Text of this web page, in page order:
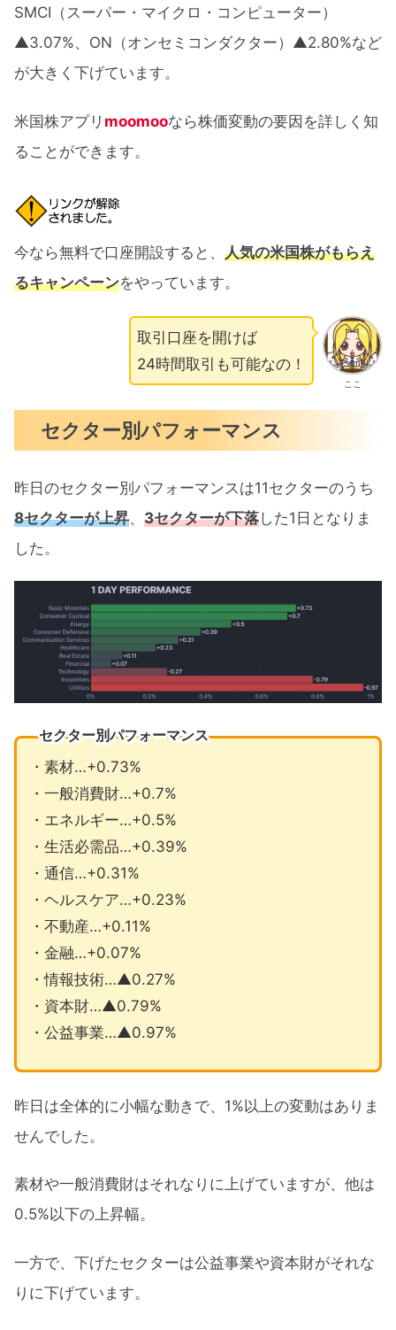
SMCI（スーパー・マイクロ・コンピューター）
▲3.07%、ON（オンセミコンダクター）▲2.80%など
が大きく下げています。
米国株アプリ moomooなら株価変動の要因を詳しく知
ることができます。
今なら無料で口座開設すると、 人気の米国株がもらえ
るキャンペーンをやっています。
ここ
取引口座を開けば
24時間取引も可能なの！
セクター別パフォーマンス
昨日のセクター別パフォーマンスは11セクターのうち
8セクターが上昇、 3セクターが下落した1日となりま
した。
セクター別パフォーマンス
・素材…+0.73%
・一般消費財…+0.7%
・エネルギー…+0.5%
・生活必需品…+0.39%
・通信…+0.31%
・ヘルスケア…+0.23%
・不動産…+0.11%
・金融…+0.07%
・情報技術…▲0.27%
・資本財…▲0.79%
・公益事業…▲0.97%
昨日は全体的に小幅な動きで、1%以上の変動はありま
せんでした。
素材や一般消費財はそれなりに上げていますが、他は
0.5%以下の上昇幅。
一方で、下げたセクターは公益事業や資本財がそれな
りに下げています。